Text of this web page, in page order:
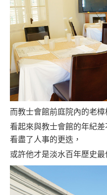
而教士會館前庭院內的老
看起來與教士會館的年紀
看盡了人事的更迭，
或許他才是淡水百年歷史最